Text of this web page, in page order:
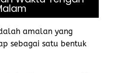
amalan yang
sebagai satu bentuk